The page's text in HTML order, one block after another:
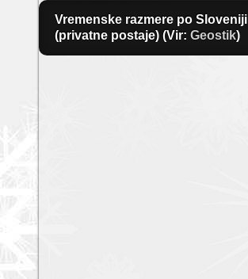
Vremenske razmere po Sloveniji
(privatne postaje) (Vir: Geostik)